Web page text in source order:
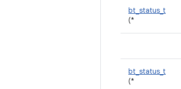
bt_status_t
(*
bt_status_t
(*